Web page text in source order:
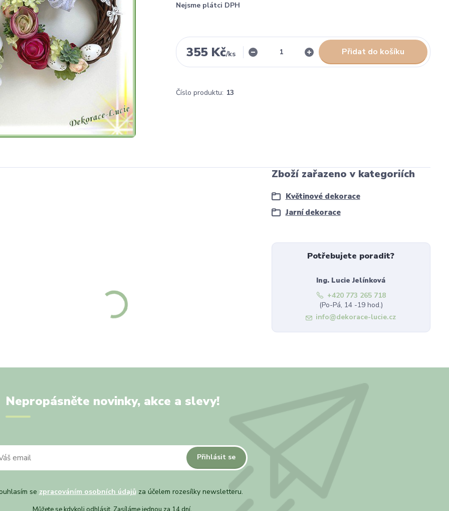
Nejsme plátci DPH
355 Kč/ks Přidat do košíku
Číslo produktu: 13
Zboží zařazeno v kategoriích
Květinové dekorace
Jarní dekorace
Potřebujete poradit?
Ing. Lucie Jelínková
+420 773 265 718
(Po-Pá, 14 -19 hod.)
info@dekorace-lucie.cz
Nepropásněte novinky, akce a slevy!
Přihlásit se
se zpracováním osobních údajů za účelem rozesílky newsletteru.